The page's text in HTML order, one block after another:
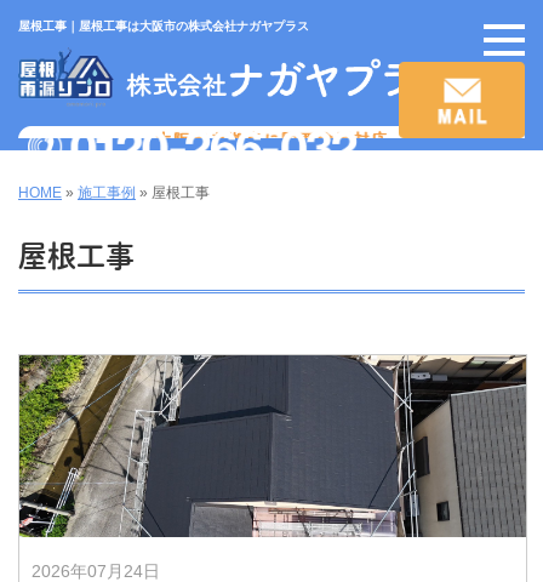
屋根工事｜屋根工事は大阪市の株式会社ナガヤプラス
HOME » 施工事例 » 屋根工事
屋根工事
2026年07月24日